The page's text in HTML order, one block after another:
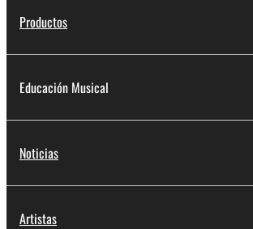
Productos
Educación Musical
Noticias
Artistas